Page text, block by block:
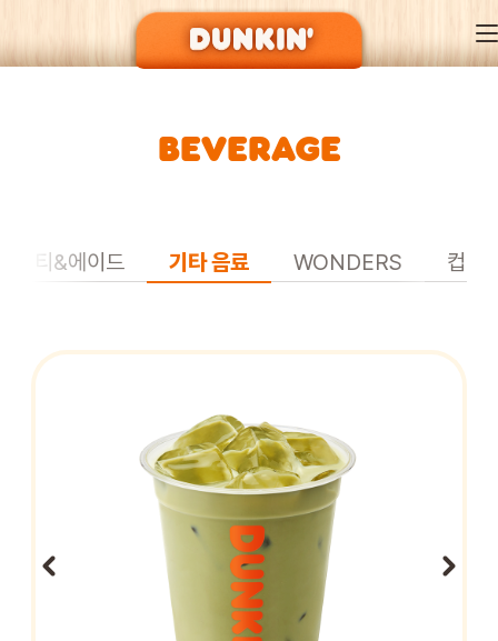
DUNKIN’ OF SEASON
BEVERAGE
티&에이드 기타 음료 WONDERS 컵빙